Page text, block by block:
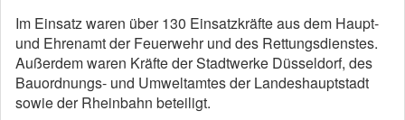
Im Einsatz waren über 130 Einsatzkräfte aus dem Haupt-
und Ehrenamt der Feuerwehr und des Rettungsdienstes.
Außerdem waren Kräfte der Stadtwerke Düsseldorf, des
Bauordnungs- und Umweltamtes der Landeshauptstadt
sowie der Rheinbahn beteiligt.